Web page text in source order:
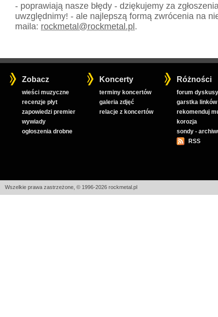
- poprawiają nasze błędy - dziękujemy za
uwzględnimy! - ale najlepszą formą zwrócenia na
maila: rockmetal@rockmetal.pl.
Zobacz
wieści muzyczne
recenzje płyt
zapowiedzi premier
wywiady
ogłoszenia drobne
Koncerty
terminy koncertów
galeria zdjęć
relacje z koncertów
Różności
forum
garstka linków
rekomenduj
korozja
sondy -
RSS
Wszelkie prawa zastrzeżone, © 1996-2026 rockmetal.pl